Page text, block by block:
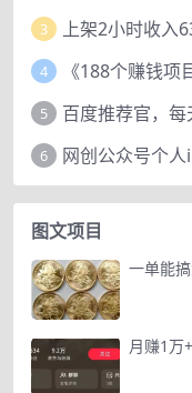
3
4
5 百度推荐官，
6
图文项目
一单能
月赚1万